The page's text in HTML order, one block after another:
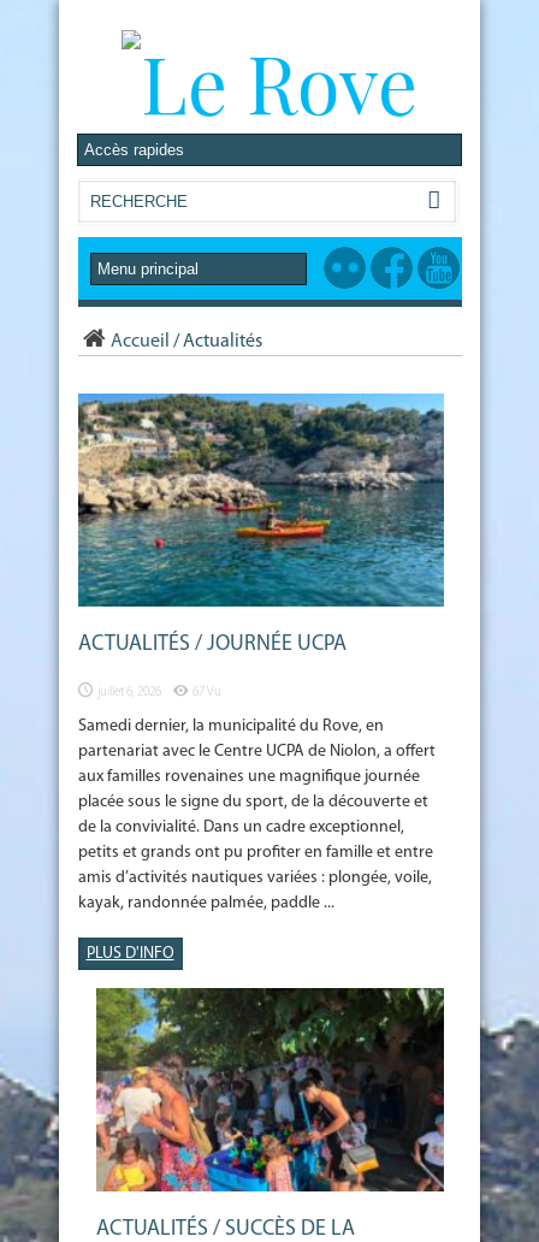
Accueil /Actualités
ACTUALITÉS / JOURNÉE UCPA
juillet 6, 2026 67 Vu
Samedi dernier, la municipalité du Rove, en
partenariat avec le Centre UCPA de Niolon, a offert
aux familles rovenaines une magnifique journée
placée sous le signe du sport, de la découverte et
de la convivialité. Dans un cadre exceptionnel,
petits et grands ont pu profiter en famille et entre
amis d’activités nautiques variées : plongée, voile,
kayak, randonnée palmée, paddle ...
PLUS D'INFO
ACTUALITÉS / SUCCÈS DE LA